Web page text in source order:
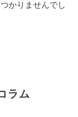
かりませんでし
ラム